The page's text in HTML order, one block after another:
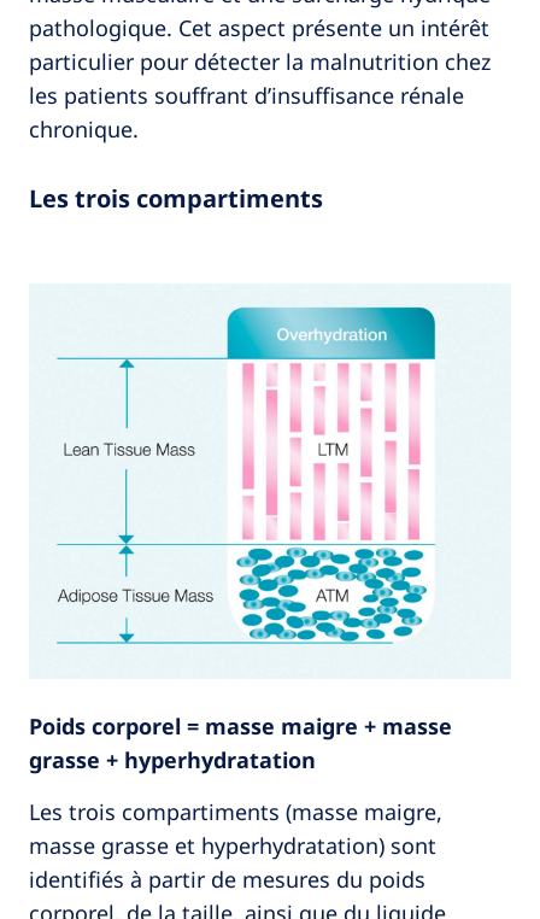
pathologique. Cet aspect présente un intérêt
particulier pour détecter la malnutrition chez
les patients souffrant d’insuffisance rénale
chronique.
Les trois compartiments
Poids corporel = masse maigre + masse
grasse + hyperhydratation
Les trois compartiments (masse maigre,
masse grasse et hyperhydratation) sont
identifiés à partir de mesures du poids
corporel, de la taille, ainsi que du liquide